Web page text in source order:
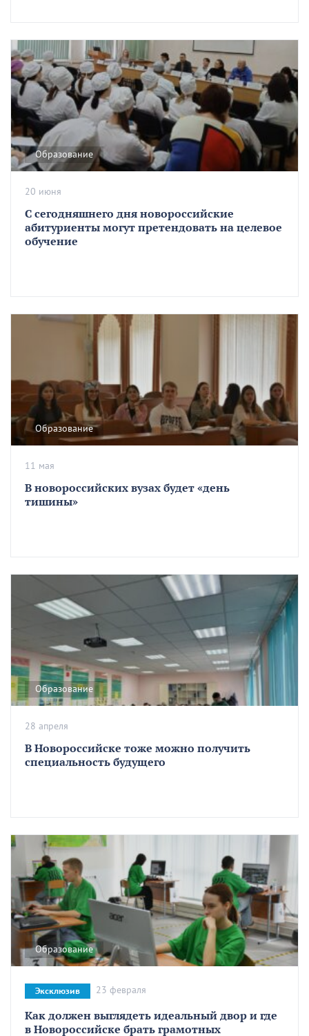
Образование
С сегодняшнего дня новороссийские
абитуриенты могут претендовать на целевое
обучение
20 июня
Образование
В новороссийских вузах будет «день
тишины»
11 мая
Образование
В Новороссийске тоже можно получить
специальность будущего
28 апреля
Образование
Как должен выглядеть идеальный двор и где
в Новороссийске брать грамотных
Эксклюзив 23 февраля